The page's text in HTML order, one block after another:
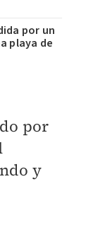
por un
playa de
por
y